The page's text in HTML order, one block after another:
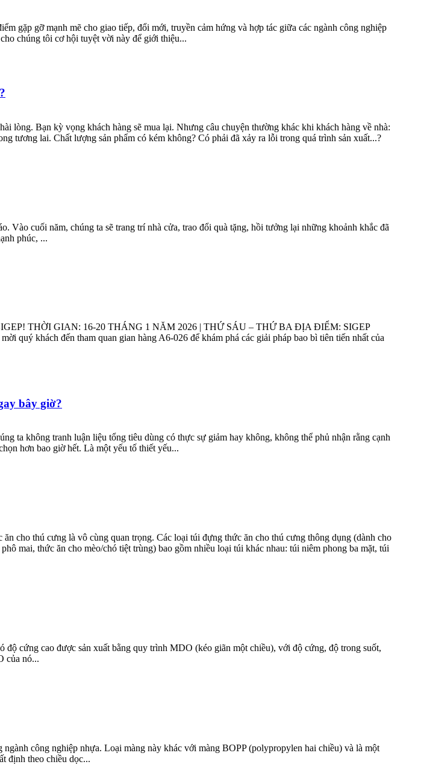
gặp gỡ mạnh mẽ cho giao tiếp, đổi mới, truyền cảm hứng và hợp tác giữa các ngành công nghiệp
chúng tôi cơ hội tuyệt vời này để giới thiệu...
lòng. Bạn kỳ vọng khách hàng sẽ mua lại. Nhưng câu chuyện thường khác khi khách hàng về nhà:
tương lai. Chất lượng sản phẩm có kém không? Có phải đã xảy ra lỗi trong quá trình sản xuất...?
Vào cuối năm, chúng ta sẽ trang trí nhà cửa, trao đổi quà tặng, hồi tưởng lại những khoảnh khắc đã
phúc, ...
THỜI GIAN: 16-20 THÁNG 1 NĂM 2026 | THỨ SÁU – THỨ BA ĐỊA ĐIỂM: SIGEP
quý khách đến tham quan gian hàng A6-026 để khám phá các giải pháp bao bì tiên tiến nhất của
bây giờ?
ta không tranh luận liệu tổng tiêu dùng có thực sự giảm hay không, không thể phủ nhận rằng cạnh
hơn bao giờ hết. Là một yếu tố thiết yếu...
cho thú cưng là vô cùng quan trọng. Các loại túi đựng thức ăn cho thú cưng thông dụng (dành cho
mai, thức ăn cho mèo/chó tiệt trùng) bao gồm nhiều loại túi khác nhau: túi niêm phong ba mặt, túi
cứng cao được sản xuất bằng quy trình MDO (kéo giãn một chiều), với độ cứng, độ trong suốt,
của nó...
công nghiệp nhựa. Loại màng này khác với màng BOPP (polypropylen hai chiều) và là một
định theo chiều dọc...